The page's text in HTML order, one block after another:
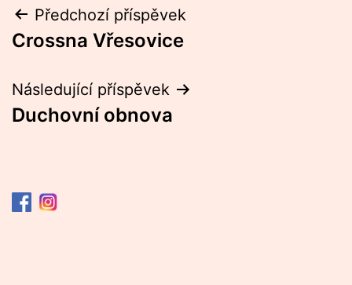
Navigace
pro
příspěvek
Předchozí příspěvek
Crossna Vřesovice
Následující příspěvek
Duchovní obnova